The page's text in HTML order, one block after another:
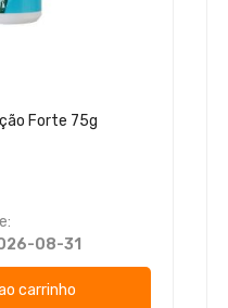
Forte 75g
08-31
carrinho